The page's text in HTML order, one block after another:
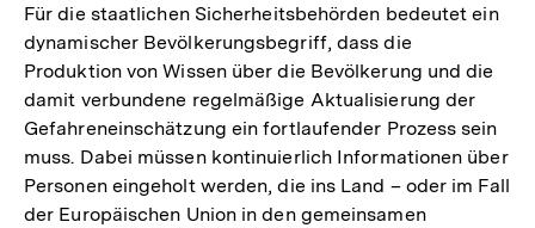
Für die staatlichen Sicherheitsbehörden bedeutet ein
dynamischer Bevölkerungsbegriff, dass die
Produktion von Wissen über die Bevölkerung und die
damit verbundene regelmäßige Aktualisierung der
Gefahreneinschätzung ein fortlaufender Prozess sein
muss. Dabei müssen kontinuierlich Informationen über
Personen eingeholt werden, die ins Land – oder im Fall
der Europäischen Union in den gemeinsamen